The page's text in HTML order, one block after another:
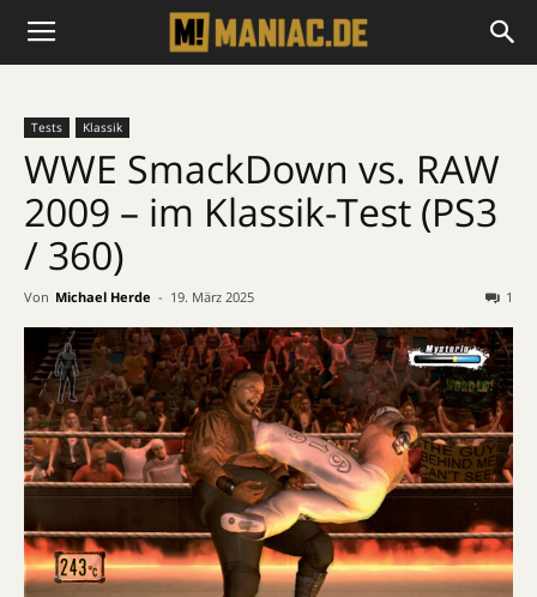
Tests Klassik
WWE SmackDown vs. RAW
2009 – im Klassik-Test (PS3
/ 360)
Von Michael Herde - 19. März 2025 1